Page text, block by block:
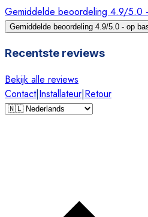
Gemiddelde beoordeling 4.9/5.0
Gemiddelde beoordeling 4.9/5.0 - op
Recentste reviews
Bekijk alle reviews
Contact|Installateur|Retour